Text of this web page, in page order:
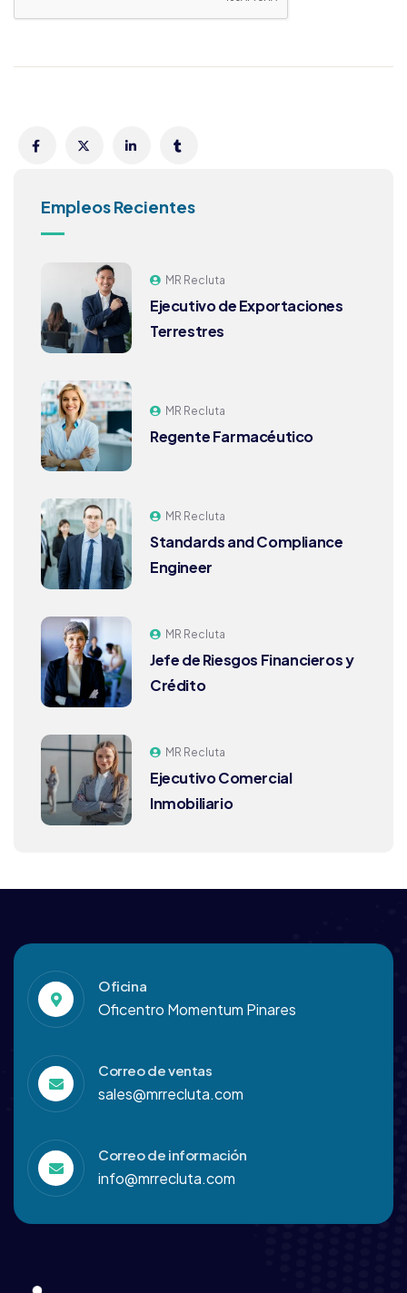
Empleos Recientes
MR Recluta
Ejecutivo de Exportaciones
Terrestres
MR Recluta
Regente Farmacéutico
MR Recluta
Standards and Compliance
Engineer
MR Recluta
Jefe de Riesgos Financieros y
Crédito
MR Recluta
Ejecutivo Comercial
Inmobiliario
Oficina
Oficentro Momentum Pinares
Correo de ventas
sales@mrrecluta.com
Correo de información
info@mrrecluta.com